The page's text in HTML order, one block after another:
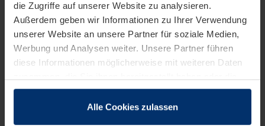
die Zugriffe auf unserer Website zu analysieren.
Außerdem geben wir Informationen zu Ihrer Verwendung
unserer Website an unsere Partner für soziale Medien,
Werbung und Analysen weiter. Unsere Partner führen
diese Informationen möglicherweise mit weiteren Daten
sie im Rahmen Ihrer Nutzung der Dienste gesammelt
Alle Cookies zulassen